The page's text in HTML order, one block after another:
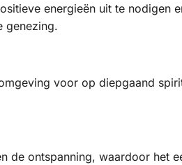
energieën uit te nodigen
genezing.
voor op diepgaand
de ontspanning, waardoor het